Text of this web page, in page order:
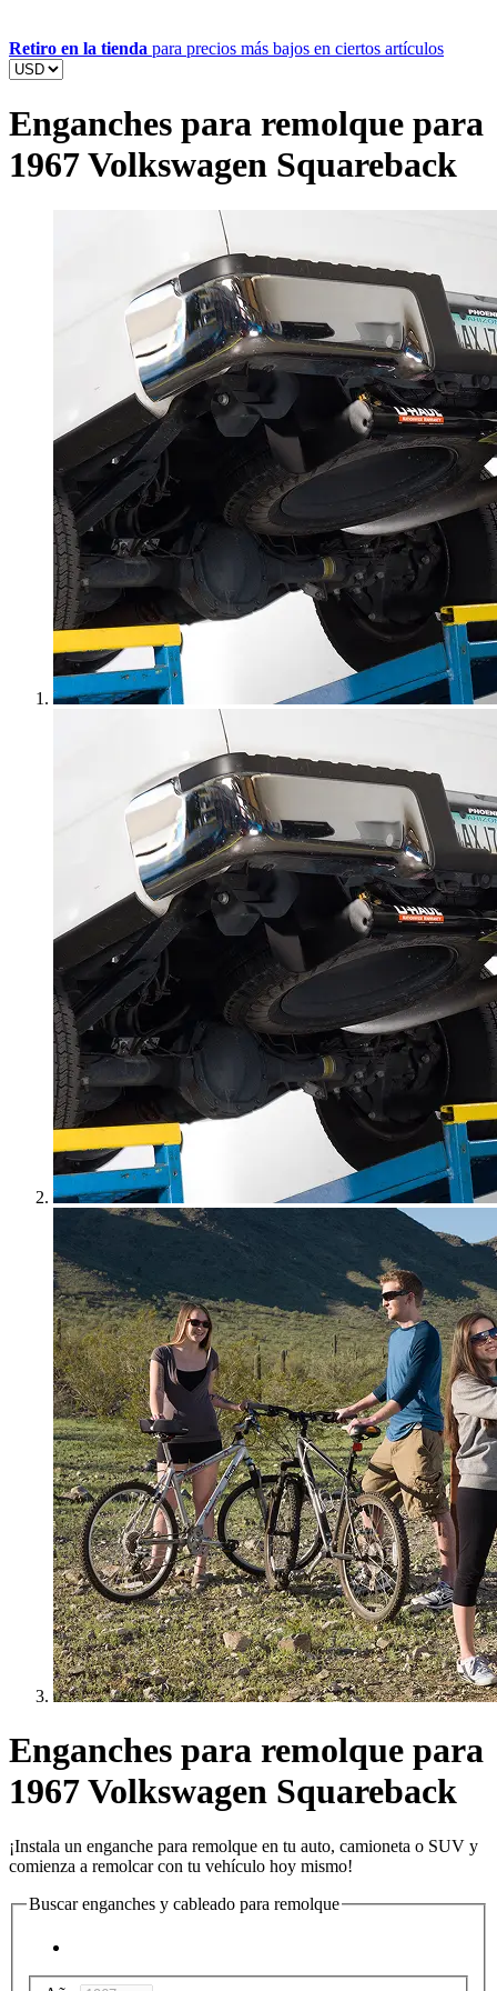
Retiro en la tienda para precios más bajos en ciertos artículos
Enganches para remolque para
1967 Volkswagen Squareback
Enganches para remolque para
1967 Volkswagen Squareback
¡Instala un enganche para remolque en tu auto, camioneta o SUV y
comienza a remolcar con tu vehículo hoy mismo!
Buscar enganches y cableado para remolque